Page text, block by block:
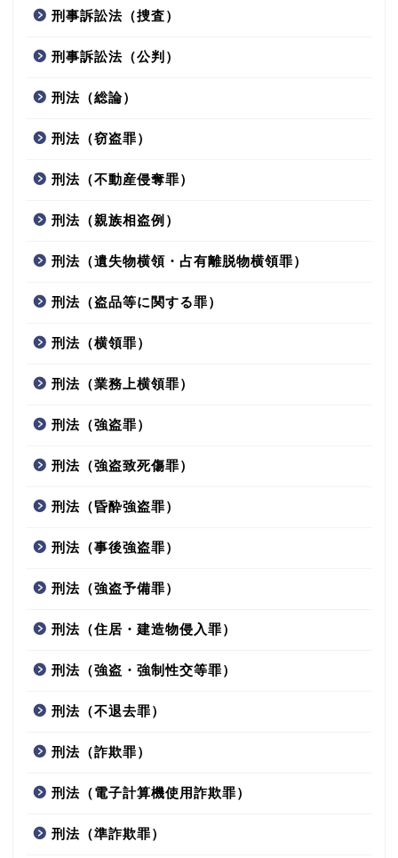
刑事訴訟法（捜査）
刑事訴訟法（公判）
刑法（総論）
刑法（窃盗罪）
刑法（不動産侵奪罪）
刑法（親族相盗例）
刑法（遺失物横領・占有離脱物横領罪）
刑法（盗品等に関する罪）
刑法（横領罪）
刑法（業務上横領罪）
刑法（強盗罪）
刑法（強盗致死傷罪）
刑法（昏酔強盗罪）
刑法（事後強盗罪）
刑法（強盗予備罪）
刑法（住居・建造物侵入罪）
刑法（強盗・強制性交等罪）
刑法（不退去罪）
刑法（詐欺罪）
刑法（電子計算機使用詐欺罪）
刑法（準詐欺罪）